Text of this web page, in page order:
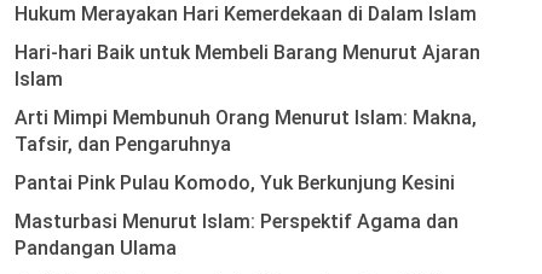
Hukum Merayakan Hari Kemerdekaan di Dalam Islam
Hari-hari Baik untuk Membeli Barang Menurut Ajaran
Islam
Arti Mimpi Membunuh Orang Menurut Islam: Makna,
Tafsir, dan Pengaruhnya
Pantai Pink Pulau Komodo, Yuk Berkunjung Kesini
Masturbasi Menurut Islam: Perspektif Agama dan
Pandangan Ulama